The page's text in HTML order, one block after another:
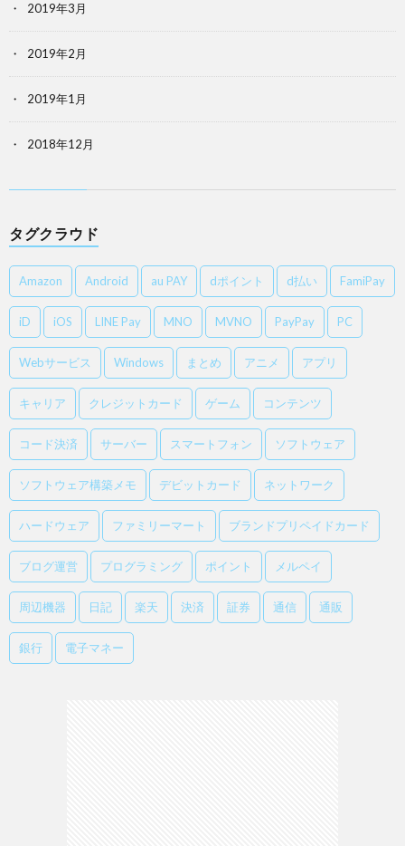
2019年3月
2019年2月
2019年1月
2018年12月
タグクラウド
Amazon Android au PAY dポイント d払い FamiPay
iD iOS LINE Pay MNO MVNO PayPay PC
Webサービス Windows まとめ アニメ アプリ
キャリア クレジットカード ゲーム コンテンツ
コード決済 サーバー スマートフォン ソフトウェア
ソフトウェア構築メモ デビットカード ネットワーク
ハードウェア ファミリーマート ブランドプリペイドカード
ブログ運営 プログラミング ポイント メルペイ
周辺機器 日記 楽天 決済 証券 通信 通販
銀行 電子マネー